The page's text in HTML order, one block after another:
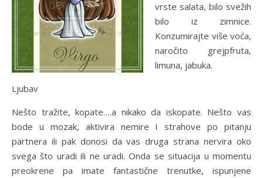
vrste salata, bilo svežih
bilo iz zimnice.
Konzumirajte više voća,
naročito grejpfruta,
limuna, jabuka.
Ljubav
Nešto tražite, kopate….a nikako da iskopate. Nešto vas
bode u mozak, aktivira nemire I strahove po pitanju
partnera ili pak donosi da vas druga strana nervira oko
svega što uradi ili ne uradi. Onda se situacija u momentu
preokrene pa imate fantastične trenutke, ispunjene